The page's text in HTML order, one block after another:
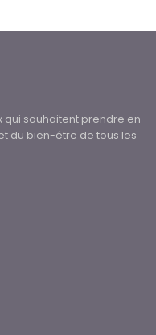
qui souhaitent prendre en
du bien-être de tous les